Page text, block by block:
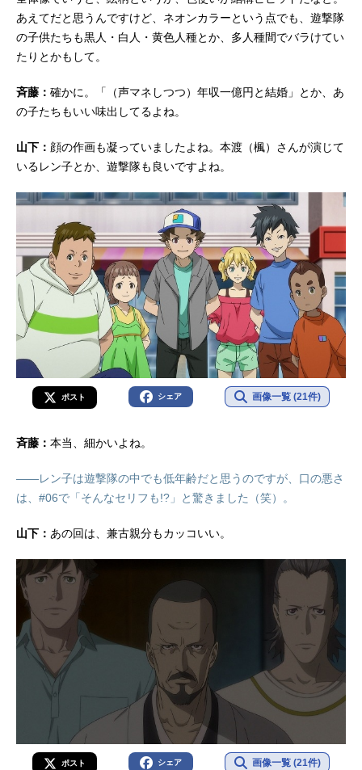
あえてだと思うんですけど、ネオンカラーという点でも、遊撃隊
の子供たちも黒人・白人・黄色人種とか、多人種間でバラけてい
たりとかもして。
斉藤： 確かに。「（声マネしつつ）年収一億円と結婚」とか、あ
の子たちもいい味出してるよね。
山下： 顔の作画も凝っていましたよね。本渡（楓）さんが演じて
いるレン子とか、遊撃隊も良いですよね。
ポスト シェア 画像一覧 (21件)
斉藤： 本当、細かいよね。
――レン子は遊撃隊の中でも低年齢だと思うのですが、口の悪さ
は、#06で「そんなセリフも!?」と驚きました（笑）。
山下： あの回は、兼古親分もカッコいい。
ポスト シェア 画像一覧 (21件)